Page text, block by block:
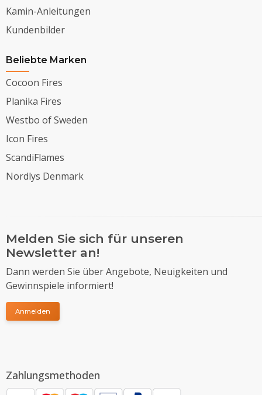
Kamin-Anleitungen
Kundenbilder
Beliebte Marken
Cocoon Fires
Planika Fires
Westbo of Sweden
Icon Fires
ScandiFlames
Nordlys Denmark
Melden Sie sich für unseren
Newsletter an!
Dann werden Sie über Angebote, Neuigkeiten und
Gewinnspiele informiert!
Anmelden
Zahlungsmethoden